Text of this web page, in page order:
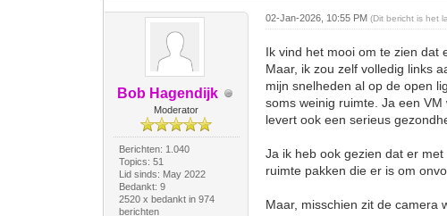
Bob Hagendijk
Moderator
Berichten: 1.040
Topics: 51
Lid sinds: May 2022
Bedankt: 9
2520 x bedankt in 974
berichten
02-Jan-2026, 10:55 PM(Dit bericht is het
Ik vind het mooi om te zien dat
Maar, ik zou zelf volledig links
mijn snelheden al op de open
soms weinig ruimte. Ja een
levert ook een serieus
Ja ik heb ook gezien dat er
ruimte pakken die er is om
Maar, misschien zit de camera